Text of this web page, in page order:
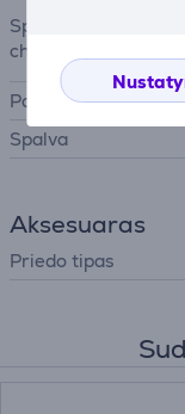
Specialiosios
charakteristikos
Pagaminta
Spalva
Aksesuaras
Priedo tipas